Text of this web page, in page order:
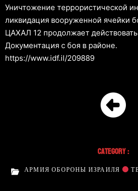
Уничтожение террористической
ликвидация вооруженной ячейки
ЦАХАЛ 12 продолжает
Документация с боя в районе.
https://www.idf.il/209889
Category :
АРМИЯ ОБОРОНЫ ИЗРАИЛЯ